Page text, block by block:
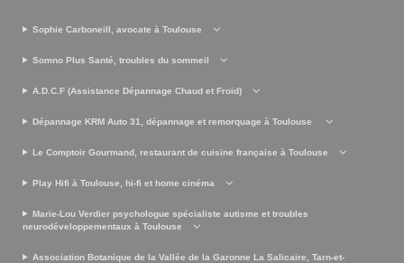
Sophie Carboneill, avocate à Toulouse
Somno Plus Santé, troubles du sommeil
A.D.C.F (Assistance Dépannage Chaud et Froid)
Dépannage KRM Auto 31, dépannage et remorquage à Toulouse
Le Comptoir Gourmand, restaurant de cuisine française à Toulouse
Play Hifi à Toulouse, hi-fi et home cinéma
Marie-Lou Verdier psychologue spécialiste autisme et troubles
neurodéveloppementaux à Toulouse
Association Botanique de la Vallée de la Garonne La Salicaire, Tarn-et-